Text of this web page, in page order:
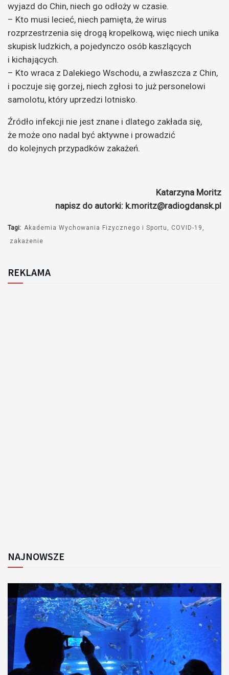
wyjazd do Chin, niech go odłoży w czasie.
– Kto musi lecieć, niech pamięta, że wirus
rozprzestrzenia się drogą kropelkową, więc niech unika
skupisk ludzkich, a pojedynczo osób kaszlących
i kichających.
– Kto wraca z Dalekiego Wschodu, a zwłaszcza z Chin,
i poczuje się gorzej, niech zgłosi to już personelowi
samolotu, który uprzedzi lotnisko.
Źródło infekcji nie jest znane i dlatego zakłada się,
że może ono nadal być aktywne i prowadzić
do kolejnych przypadków zakażeń.
Katarzyna Moritz
napisz do autorki: k.moritz@radiogdansk.pl
Tagi: Akademia Wychowania Fizycznego i Sportu
COVID-19
zakażenie
REKLAMA
NAJNOWSZE